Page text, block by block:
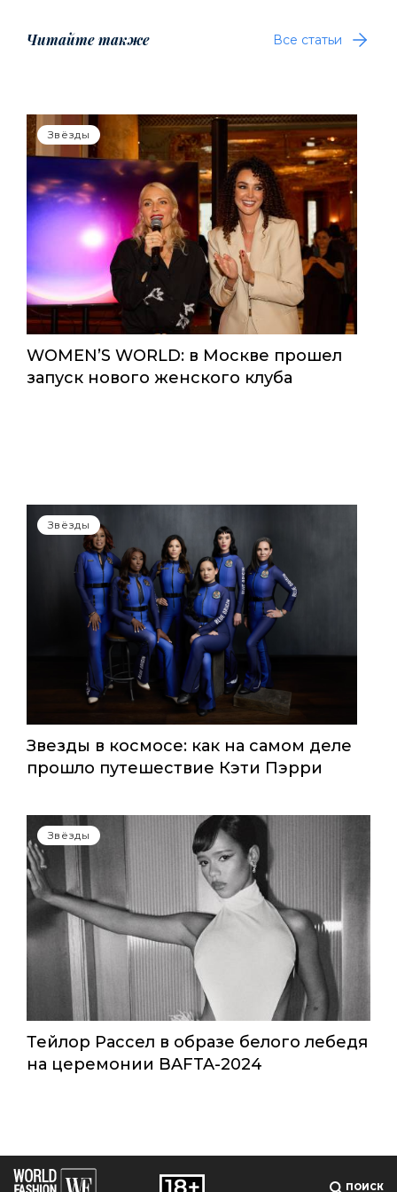
Читайте также Все статьи
Звёзды
WOMEN’S WORLD: в Москве прошел
запуск нового женского клуба
Звёзды
Звезды в космосе: как на самом деле
прошло путешествие Кэти Пэрри
Звёзды
Тейлор Рассел в образе белого лебедя
на церемонии BAFTA-2024
ПОИСК